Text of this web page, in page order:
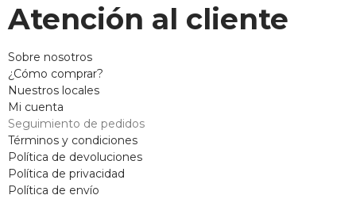
Atención al cliente
Sobre nosotros
¿Cómo comprar?
Nuestros locales
Mi cuenta
Seguimiento de pedidos
Términos y condiciones
Política de devoluciones
Política de privacidad
Política de envío